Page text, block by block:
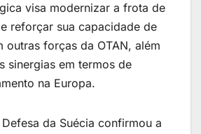
visa modernizar a frota de
reforçar sua capacidade de
outras forças da OTAN, além
sinergias em termos de
na Europa.
da Suécia confirmou a